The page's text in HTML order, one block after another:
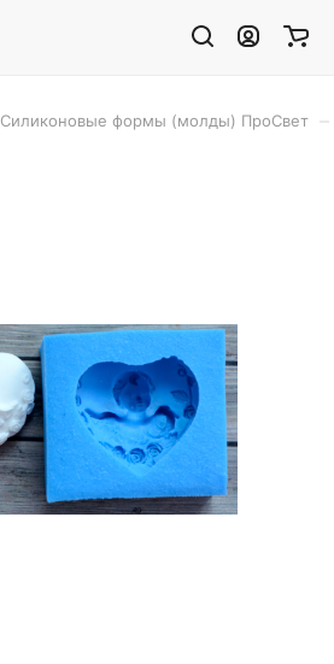
Силиконовые формы (молды) ПроСвет